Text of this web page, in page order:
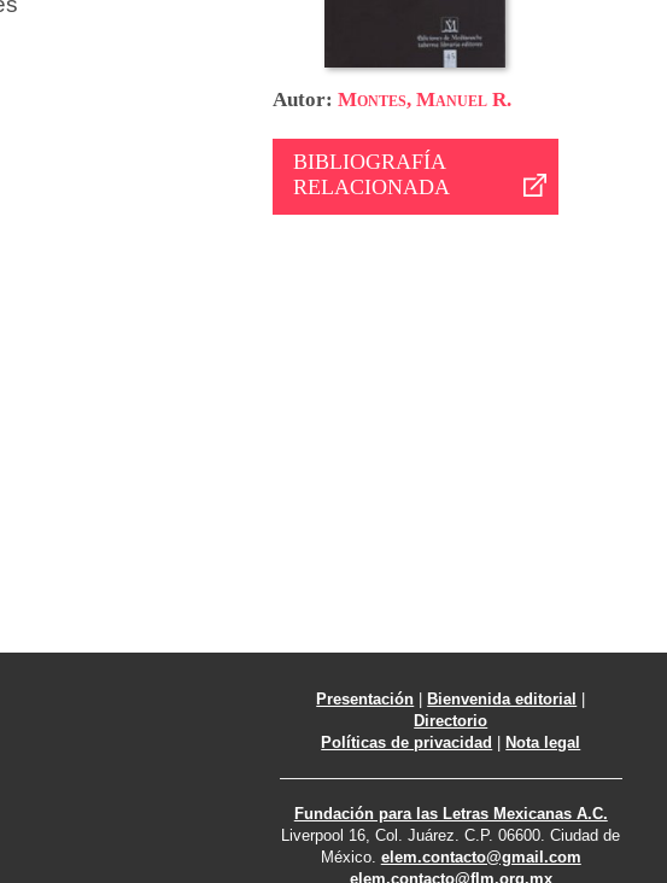
Autor: Montes, Manuel R.
BIBLIOGRAFÍA
RELACIONADA
Presentación |Bienvenida editorial |
Directorio
Políticas de privacidad |Nota legal
Fundación para las Letras Mexicanas A.C.
Liverpool 16, Col. Juárez. C.P. 06600. Ciudad de
México. elem.contacto@gmail.com
elem.contacto@flm.org.mx